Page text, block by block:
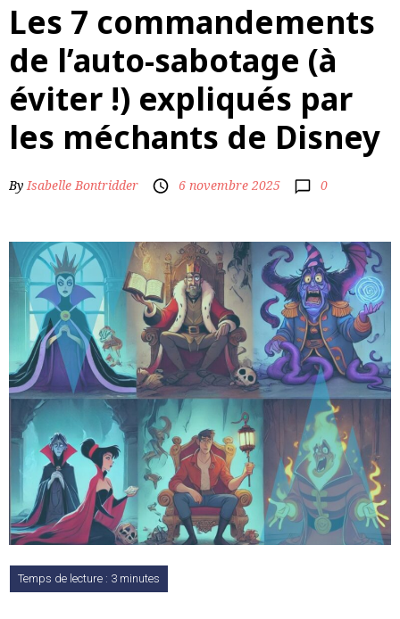
Les 7 commandements
de l’auto-sabotage (à
éviter !) expliqués par
les méchants de Disney
ByIsabelle Bontridder 6 novembre 2025 0